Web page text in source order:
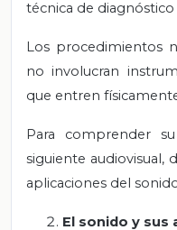
técnica de diagnóstico
Los procedimientos
no involucran
que entren
Para comprender
siguiente audiovisual,
aplicaciones del
El sonido y sus